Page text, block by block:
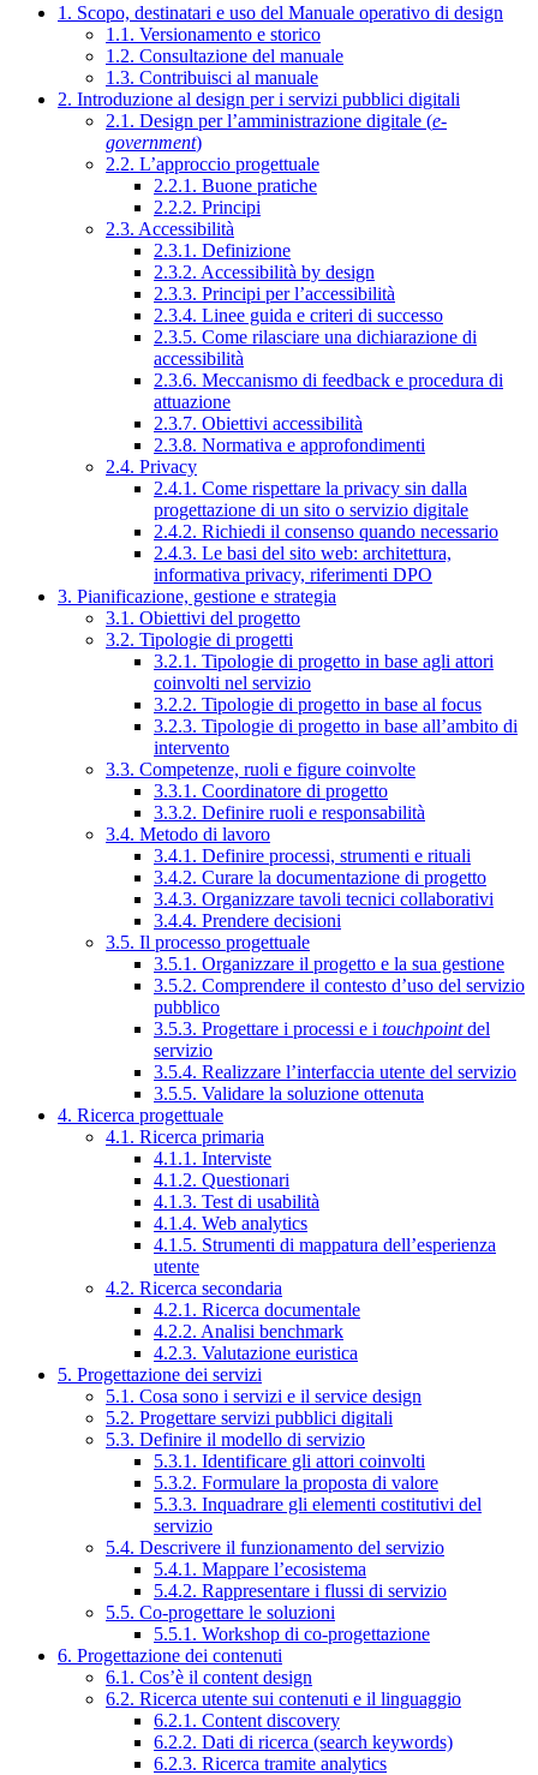
1. Scopo, destinatari e uso del Manuale operativo di design
1.1. Versionamento e storico
1.2. Consultazione del manuale
1.3. Contribuisci al manuale
2. Introduzione al design per i servizi pubblici digitali
2.1. Design per l’amministrazione digitale (e-
government)
2.2. L’approccio progettuale
2.2.1. Buone pratiche
2.2.2. Principi
2.3. Accessibilità
2.3.1. Definizione
2.3.2. Accessibilità by design
2.3.3. Principi per l’accessibilità
2.3.4. Linee guida e criteri di successo
2.3.5. Come rilasciare una dichiarazione di
accessibilità
2.3.6. Meccanismo di feedback e procedura di
attuazione
2.3.7. Obiettivi accessibilità
2.3.8. Normativa e approfondimenti
2.4. Privacy
2.4.1. Come rispettare la privacy sin dalla
progettazione di un sito o servizio digitale
2.4.2. Richiedi il consenso quando necessario
2.4.3. Le basi del sito web: architettura,
informativa privacy, riferimenti DPO
3. Pianificazione, gestione e strategia
3.1. Obiettivi del progetto
3.2. Tipologie di progetti
3.2.1. Tipologie di progetto in base agli attori
coinvolti nel servizio
3.2.2. Tipologie di progetto in base al focus
3.2.3. Tipologie di progetto in base all’ambito di
intervento
3.3. Competenze, ruoli e figure coinvolte
3.3.1. Coordinatore di progetto
3.3.2. Definire ruoli e responsabilità
3.4. Metodo di lavoro
3.4.1. Definire processi, strumenti e rituali
3.4.2. Curare la documentazione di progetto
3.4.3. Organizzare tavoli tecnici collaborativi
3.4.4. Prendere decisioni
3.5. Il processo progettuale
3.5.1. Organizzare il progetto e la sua gestione
3.5.2. Comprendere il contesto d’uso del servizio
pubblico
3.5.3. Progettare i processi e i touchpointdel
servizio
3.5.4. Realizzare l’interfaccia utente del servizio
3.5.5. Validare la soluzione ottenuta
4. Ricerca progettuale
4.1. Ricerca primaria
4.1.1. Interviste
4.1.2. Questionari
4.1.3. Test di usabilità
4.1.4. Web analytics
4.1.5. Strumenti di mappatura dell’esperienza
utente
4.2. Ricerca secondaria
4.2.1. Ricerca documentale
4.2.2. Analisi benchmark
4.2.3. Valutazione euristica
5. Progettazione dei servizi
5.1. Cosa sono i servizi e il service design
5.2. Progettare servizi pubblici digitali
5.3. Definire il modello di servizio
5.3.1. Identificare gli attori coinvolti
5.3.2. Formulare la proposta di valore
5.3.3. Inquadrare gli elementi costitutivi del
servizio
5.4. Descrivere il funzionamento del servizio
5.4.1. Mappare l’ecosistema
5.4.2. Rappresentare i flussi di servizio
5.5. Co-progettare le soluzioni
5.5.1. Workshop di co-progettazione
6. Progettazione dei contenuti
6.1. Cos’è il content design
6.2. Ricerca utente sui contenuti e il linguaggio
6.2.1. Content discovery
6.2.2. Dati di ricerca (search keywords)
6.2.3. Ricerca tramite analytics